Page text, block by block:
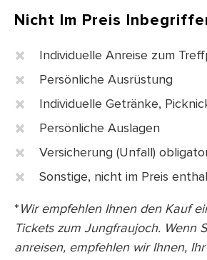
Nicht Im Preis
Individuelle Anreise zum
Persönliche Ausrüstung
Individuelle Getränke,
Persönliche Auslagen
Versicherung (Unfall)
Sonstige, nicht im Preis
* Wir empfehlen Ihnen den Kauf
Tickets zum Jungfraujoch. Wenn
anreisen, empfehlen wir Ihnen,